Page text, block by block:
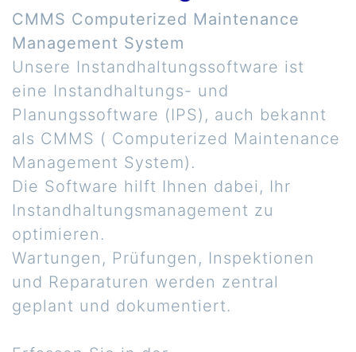
CMMS Computerized Maintenance
Management System
Unsere Instandhaltungssoftware ist
eine Instandhaltungs- und
Planungssoftware (IPS), auch bekannt
als CMMS ( Computerized Maintenance
Management System).
Die Software hilft Ihnen dabei, Ihr
Instandhaltungsmanagement zu
optimieren.
Wartungen, Prüfungen, Inspektionen
und Reparaturen werden zentral
geplant und dokumentiert.